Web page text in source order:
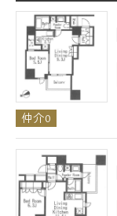
仲介0